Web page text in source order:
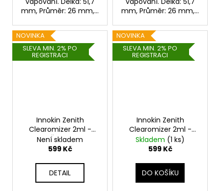
mm, Průměr: 26 mm,...
mm, Průměr: 26 mm,...
NOVINKA
SLEVA MIN. 2% PO
REGISTRACI
Innokin Zenith
Clearomizer 2ml -
Černý
Není skladem
599 Kč
DETAIL
NOVINKA
SLEVA MIN. 2% PO
REGISTRACI
Innokin Zenith
Clearomizer 2ml -
Stříbrný
Skladem (1 ks)
599 Kč
DO KOŠÍKU